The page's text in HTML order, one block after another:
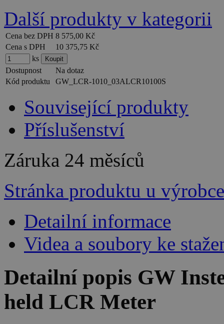
Další produkty v kategorii
Cena bez DPH 8 575,00 Kč
Cena s DPH
10 375,75 Kč
ks
Dostupnost
Na dotaz
Kód produktu
GW_LCR-1010_03ALCR10100S
Související produkty
Příslušenství
Záruka 24 měsíců
Stránka produktu u výrobce
Detailní informace
Videa a soubory ke
Detailní popis GW
held LCR Meter